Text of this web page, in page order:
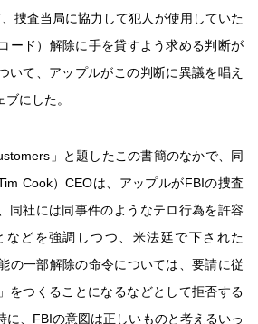
捜査当局に協力して犯人が使用していた
ード）解除に手を貸すよう求める判断が
いて、アップルがこの判断に異議を唱え
にした。
」と題したこの書簡のなかで、同
Cook）CEOは、アップルがFBIの捜査
同社には同事件のようなテロ行為を許容
などを強調しつつ、米法廷で下された
の一部解除の命令については、要請に従
をつくることになるなどとして拒否する
に、FBIの意図は正しいものと考えるいっ